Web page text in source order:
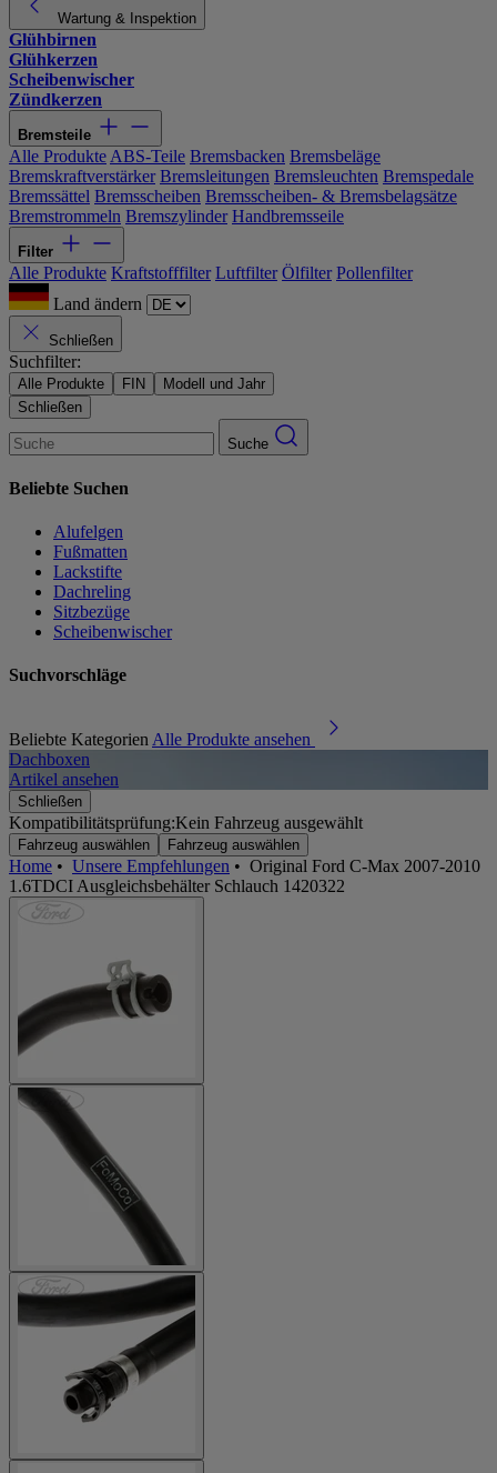
Wartung & Inspektion
Glühbirnen
Glühkerzen
Scheibenwischer
Zündkerzen
Bremsteile
Alle Produkte ABS-Teile Bremsbacken Bremsbeläge
Bremskraftverstärker Bremsleitungen Bremsleuchten Bremspedale
Bremssättel Bremsscheiben Bremsscheiben- & Bremsbelagsätze
Bremstrommeln Bremszylinder Handbremsseile
Filter
Alle Produkte Kraftstofffilter Luftfilter Ölfilter Pollenfilter
Land ändern
Schließen
Suchfilter:
Alle Produkte FIN
Modell und Jahr
Schließen
Suche
Beliebte Suchen
Alufelgen
Fußmatten
Lackstifte
Dachreling
Sitzbezüge
Scheibenwischer
Suchvorschläge
Beliebte Kategorien Alle Produkte ansehen
Dachboxen
Artikel ansehen
Schließen
Kompatibilitätsprüfung:Kein Fahrzeug ausgewählt
Fahrzeug auswählen Fahrzeug auswählen
Home • Unsere Empfehlungen • Original Ford C-Max 2007-2010
1.6TDCI Ausgleichsbehälter Schlauch 1420322
Jetzt anmelden und
10€ Rabatt sichern!
Erhalten Sie die neuesten Updates und Angebote
vom Ford Onlineshop und sichern Sie sich
Rabattauf Ihre erste Bestellung ab 50€ - auch auf
bereits reduzierte Artikel